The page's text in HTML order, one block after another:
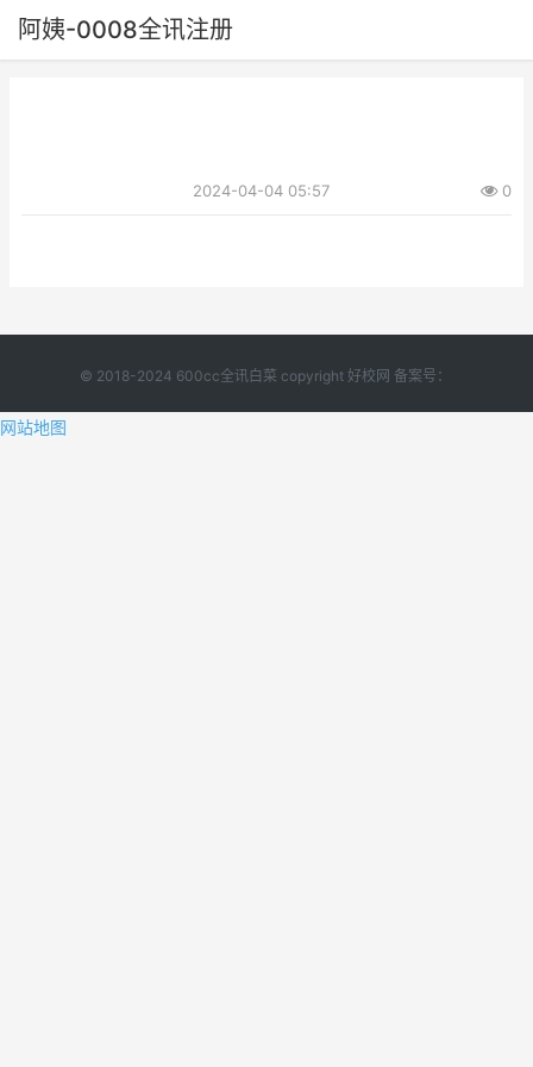
阿姨-0008全讯注册
2024-04-04 05:57 0
© 2018-2024 600cc全讯白菜 copyright 好校网 备案号：
网站地图